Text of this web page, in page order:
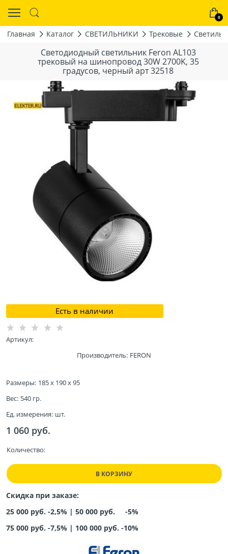
0
Главная Каталог СВЕТИЛЬНИКИ Трековые
Светодиодный светильник Feron AL103
трековый на шинопровод 30W 2700K, 35
градусов, черный арт 32518
Есть в наличии
Артикул:
Производитель: FERON
Размеры: 185 x 190 x 95
Вес: 540 гр.
Ед. измерения: шт.
1 060 руб.
Количество:
В КОРЗИНУ
Скидка при заказе:
25 000 руб. -2,5% | 50 000 руб. -5%
75 000 руб. -7,5% | 100 000 руб. -10%